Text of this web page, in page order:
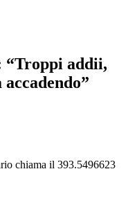
“Troppi addii,
chiama il 393.5496623